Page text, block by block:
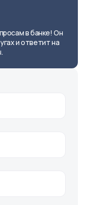
в банке! Он
и ответит на